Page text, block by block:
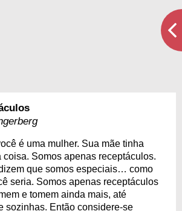
é uma mulher. Sua mãe tinha
coisa. Somos apenas receptáculos.
que somos especiais… como
seria. Somos apenas receptáculos
e tomem ainda mais, até
sozinhas. Então considere-se